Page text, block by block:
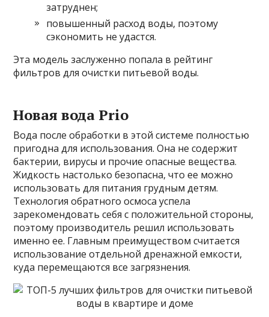
затруднен;
повышенный расход воды, поэтому
сэкономить не удастся.
Эта модель заслуженно попала в рейтинг
фильтров для очистки питьевой воды.
Новая вода Prio
Вода после обработки в этой системе полностью
пригодна для использования. Она не содержит
бактерии, вирусы и прочие опасные вещества.
Жидкость настолько безопасна, что ее можно
использовать для питания грудным детям.
Технология обратного осмоса успела
зарекомендовать себя с положительной стороны,
поэтому производитель решил использовать
именно ее. Главным преимуществом считается
использование отдельной дренажной емкости,
куда перемещаются все загрязнения.